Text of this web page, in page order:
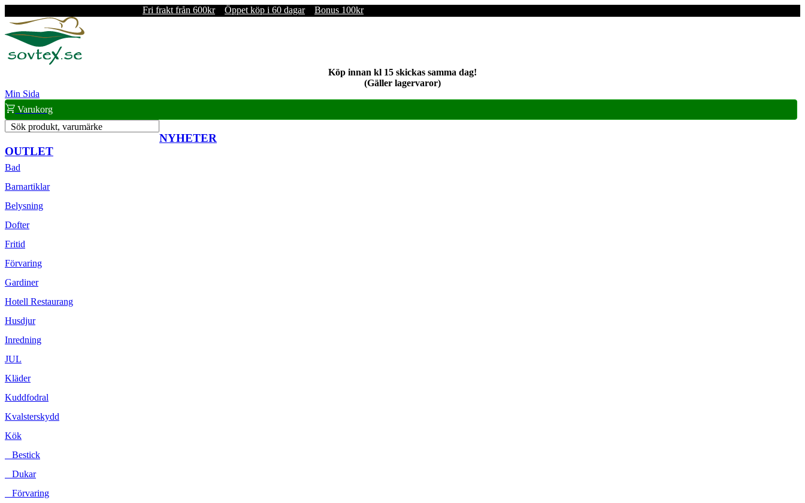
Fri frakt från 600kr Öppet köp i 60 dagar Bonus 100kr
Köp innan kl 15 skickas samma dag!
(Gäller lagervaror)
Min Sida
Varukorg
Sök produkt, varumärke
NYHETER
OUTLET
Bad
Barnartiklar
Belysning
Dofter
Fritid
Förvaring
Gardiner
Hotell Restaurang
Husdjur
Inredning
JUL
Kläder
Kuddfodral
Kvalsterskydd
Kök
Bestick
Dukar
Förvaring